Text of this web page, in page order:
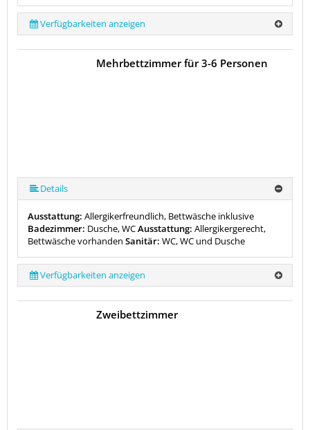
Verfügbarkeiten anzeigen
Mehrbettzimmer für 3-6 Personen
Details
Ausstattung: Allergikerfreundlich, Bettwäsche inklusive
Badezimmer: Dusche, WCAusstattung: Allergikergerecht,
Bettwäsche vorhanden Sanitär: WC, WC und Dusche
Verfügbarkeiten anzeigen
Zweibettzimmer